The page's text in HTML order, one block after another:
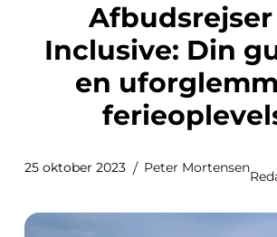
Afbudsrejser All
Inclusive: Din
en
25 oktober 2023 Peter Mortensen